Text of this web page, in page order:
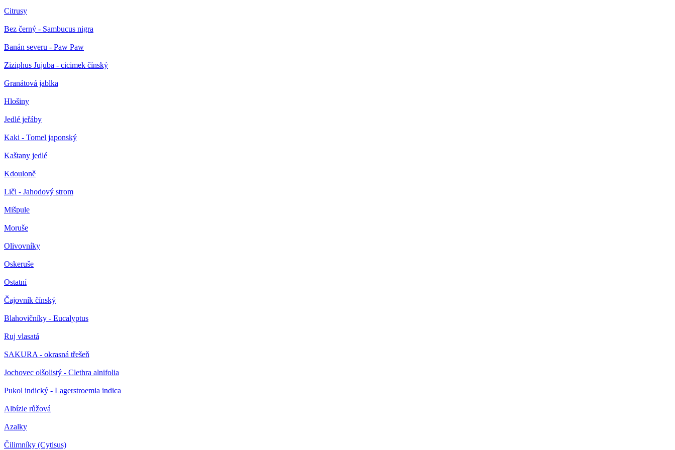
Citrusy
Bez černý - Sambucus nigra
Banán severu - Paw Paw
Ziziphus Jujuba - cicimek čínský
Granátová jablka
Hlošiny
Jedlé jeřáby
Kaki - Tomel japonský
Kaštany jedlé
Kdouloně
Liči - Jahodový strom
Mišpule
Moruše
Olivovníky
Oskeruše
Ostatní
Čajovník čínský
Blahovičníky - Eucalyptus
Ruj vlasatá
SAKURA - okrasná třešeň
Jochovec olšolistý - Clethra alnifolia
Pukol indický - Lagerstroemia indica
Albízie růžová
Azalky
Čilimníky (Cytisus)